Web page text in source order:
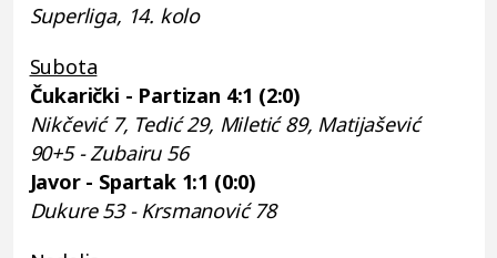
Superliga, 14. kolo
Subota
Čukarički - Partizan 4:1 (2:0)
Nikčević 7, Tedić 29, Miletić 89, Matijašević
90+5 - Zubairu 56
Javor - Spartak 1:1 (0:0)
Dukure 53 - Krsmanović 78